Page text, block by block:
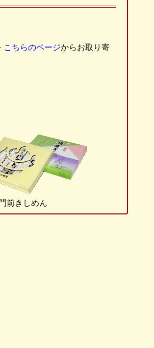
こちらのページからお取り寄
前きしめん